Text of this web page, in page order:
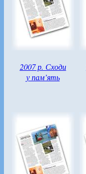
2007 р. Сходи
у пам’ять